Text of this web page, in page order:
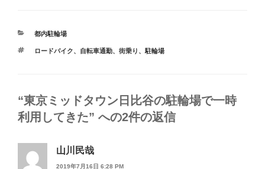
カ
ゴ
都内駐輪場
タ
ロードバイク、 自転車通勤、 街乗り 、 駐輪場
“東京ミッドタウン日比谷の駐輪場で一時
利用してきた” への2件の返信
山川民哉
2019年7月16日 6:28 PM